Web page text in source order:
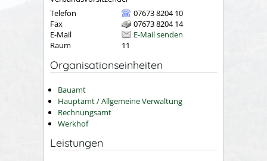
Telefon
07673 8204 10
Fax
07673 8204 14
E-Mail
E-Mail senden
Raum
11
Organisationseinheiten
Bauamt
Hauptamt / Allgemeine Verwaltung
Rechnungsamt
Werkhof
Leistungen